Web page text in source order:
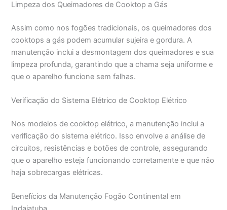
Limpeza dos Queimadores de Cooktop a Gás
Assim como nos fogões tradicionais, os queimadores dos
cooktops a gás podem acumular sujeira e gordura. A
manutenção inclui a desmontagem dos queimadores e sua
limpeza profunda, garantindo que a chama seja uniforme e
que o aparelho funcione sem falhas.
Verificação do Sistema Elétrico de Cooktop Elétrico
Nos modelos de cooktop elétrico, a manutenção inclui a
verificação do sistema elétrico. Isso envolve a análise de
circuitos, resistências e botões de controle, assegurando
que o aparelho esteja funcionando corretamente e que não
haja sobrecargas elétricas.
Benefícios da Manutenção Fogão Continental em